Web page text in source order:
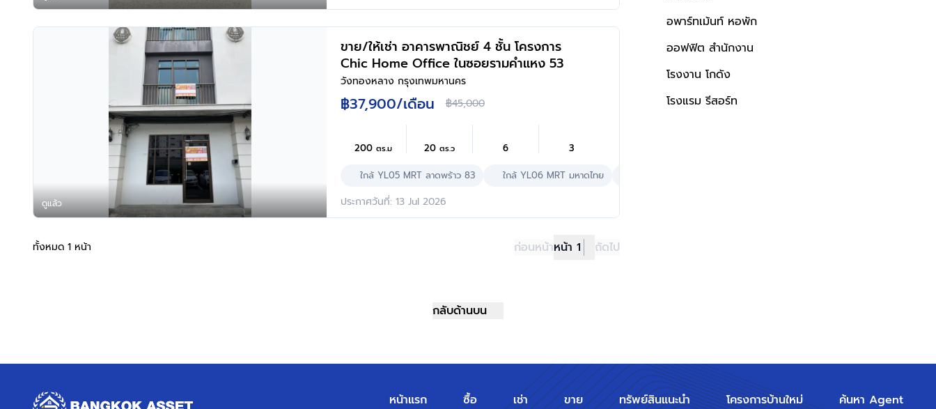
ดูแล้ว
ขาย/ให้เช่า อาคารพาณิชย์ 4 ชั้น โครงการ
Chic Home Office ในซอยรามคำแหง 53
วังทองหลาง กรุงเทพมหานคร
฿37,900/เดือน ฿45,000
200ตร.ม 20ตร.ว 6 3
ใกล้ YL05 MRT ลาดพร้าว 83 ใกล้ YL06 MRT มหาดไทย
ประกาศวันที่: 13 Jul 2026
ทั้งหมด 1 หน้า ก่อนหน้าหน้า 1 ถัดไป
อพาร์ทเม้นท์ หอพัก
ออฟฟิต สำนักงาน
โรงงาน โกดัง
โรงแรม รีสอร์ท
กลับด้านบน
หน้าแรก ซื้อ เช่า ขาย ทรัพย์สินแนะนำ โครงการบ้านใหม่ ค้นหา Agent